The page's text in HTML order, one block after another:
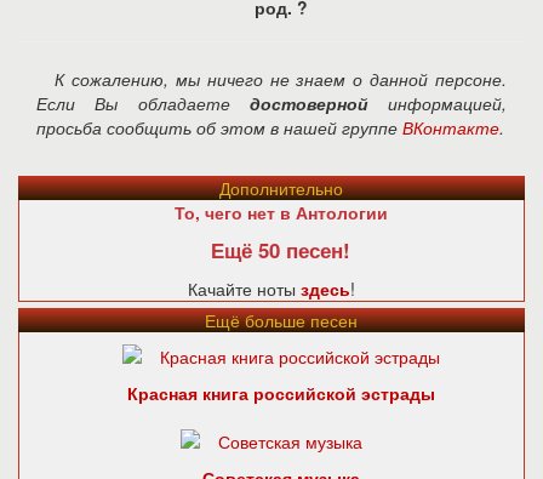
род. ?
К сожалению, мы ничего не знаем о данной персоне.
Если Вы обладаете достовернойинформацией,
просьба сообщить об этом в нашей группе ВКонтакте.
Дополнительно
То, чего нет в Антологии
Ещё 50 песен!
Качайте ноты здесь!
Ещё больше песен
Красная книга российской эстрады